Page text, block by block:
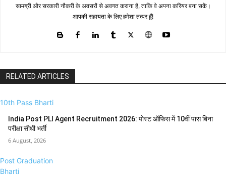
सामग्री और सरकारी नौकरी के अवसरों से अवगत कराना है, ताकि वे अपना करियर बना सकें।
आपकी सहायता के लिए हमेशा तत्पर हूँ!
RELATED ARTICLES
10th Pass Bharti
India Post PLI Agent Recruitment 2026: पोस्ट ऑफिस में 10वीं पास बिना
परीक्षा सीधी भर्ती
6 August, 2026
Post Graduation
Bharti